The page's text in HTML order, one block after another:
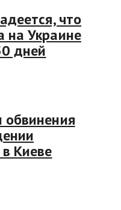
что
на Украине
дней
Киеве